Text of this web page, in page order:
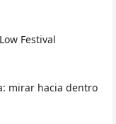
Festival
mirar hacia dentro